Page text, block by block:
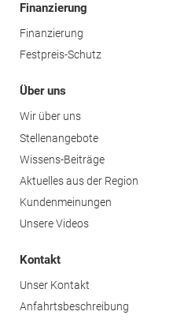
Finanzierung
Finanzierung
Festpreis-Schutz
Über uns
Wir über uns
Stellenangebote
Wissens-Beiträge
Aktuelles aus der Region
Kundenmeinungen
Unsere Videos
Kontakt
Unser Kontakt
Anfahrtsbeschreibung